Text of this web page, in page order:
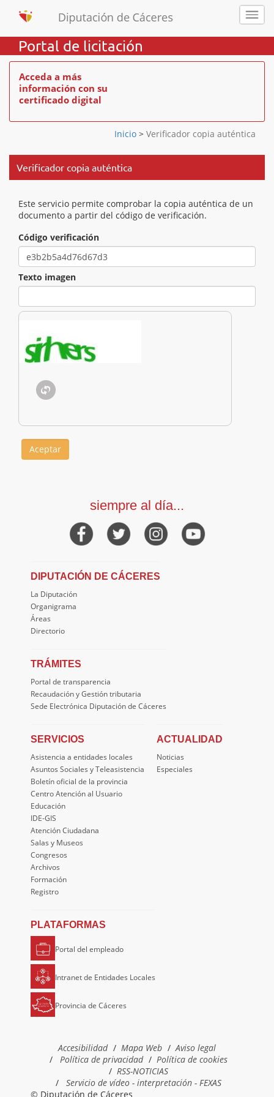
Portal de licitación
Acceda a más
información con su
certificado digital
Inicio > Verificador copia auténtica
Verificador copia auténtica
Este servicio permite comprobar la copia auténtica de un
documento a partir del código de verificación.
Código verificación
Texto imagen
siempre al día...
DIPUTACIÓN DE CÁCERES
La Diputación
Organigrama
Áreas
Directorio
TRÁMITES
Portal de transparencia
Recaudación y Gestión tributaria
Sede Electrónica Diputación de Cáceres
SERVICIOS
Asistencia a entidades locales
Asuntos Sociales y Teleasistencia
Boletín oficial de la provincia
Centro Atención al Usuario
Educación
IDE-GIS
Atención Ciudadana
Salas y Museos
Congresos
Archivos
Formación
Registro
ACTUALIDAD
Noticias
Especiales
PLATAFORMAS
Portal del empleado
Intranet de Entidades Locales
Provincia de Cáceres
Accesibilidad Mapa Web
Aviso legal
Política de privacidad
Política de cookies
RSS-NOTICIAS
Servicio de vídeo - interpretación - FEXAS
© Diputación de Cáceres